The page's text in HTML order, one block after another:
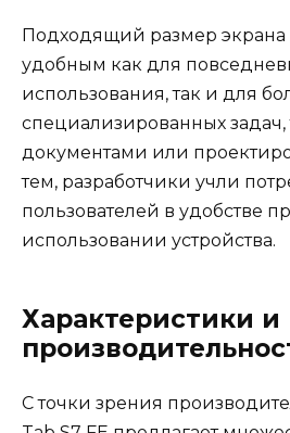
Подходящий размер экрана
удобным как для
использования, так и для
специализированных задач,
документами или
тем, разработчики учли
пользователей в удобстве
использовании устройства.
Характеристики и
С точки зрения